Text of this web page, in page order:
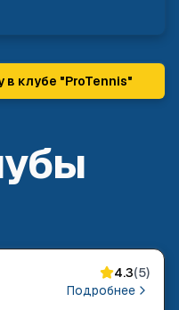
в клубе "ProTennis"
4.3(5)
Подробнее